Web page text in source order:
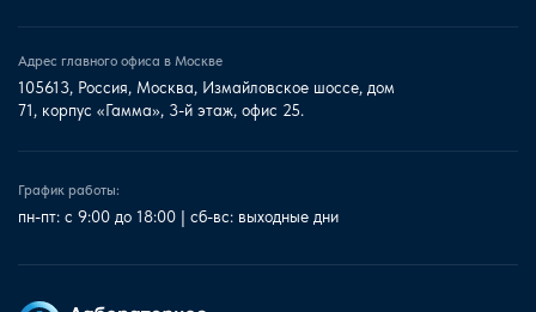
Адрес главного офиса в Москве
105613, Россия, Москва, Измайловское шоссе, дом
71, корпус «Гамма», 3-й этаж, офис 25.
График работы:
пн-пт: с 9:00 до 18:00 | сб-вс: выходные дни